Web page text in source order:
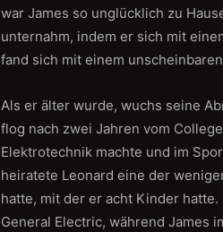
war James so unglücklich zu
unternahm, indem er sich mit
fand sich mit einem
Als er älter wurde, wuchs seine
flog nach zwei Jahren vom
Elektrotechnik machte und im
heiratete Leonard eine der
hatte, mit der er acht Kinder
General Electric, während James